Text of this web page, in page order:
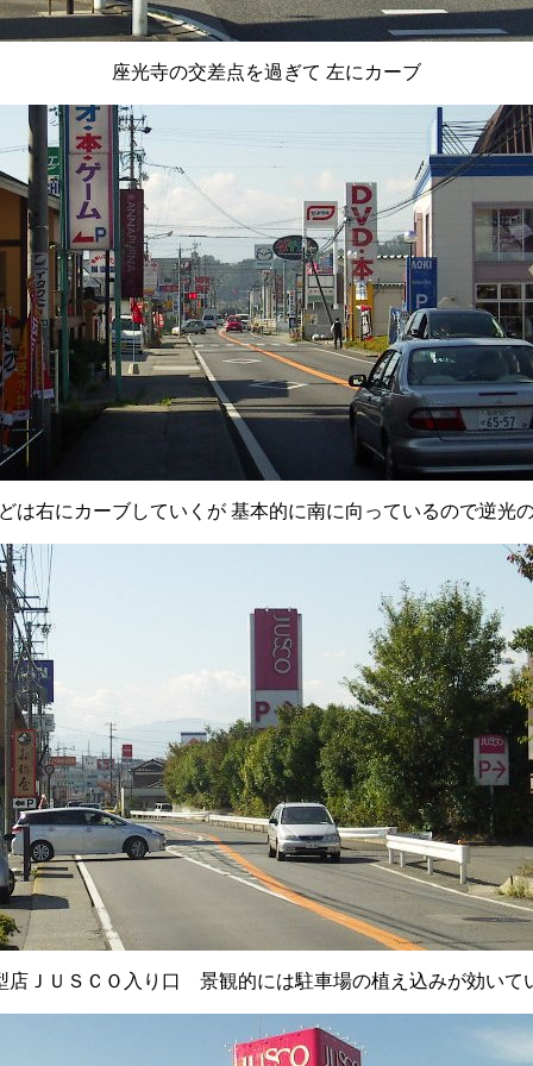
座光寺の交差点を過ぎて 左にカーブ
は右にカーブしていくが 基本的に南に向っているので逆光
店ＪＵＳＣＯ入り口 景観的には駐車場の植え込みが効いて